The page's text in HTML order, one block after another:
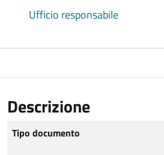
Ufficio responsabile
Descrizione
Tipo documento